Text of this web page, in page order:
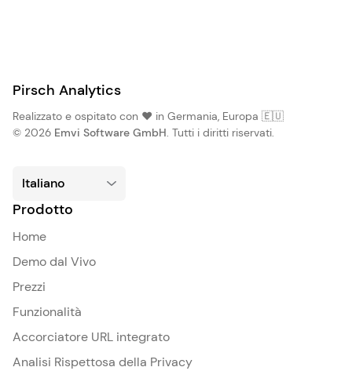
Pirsch Analytics
Realizzato e ospitato con ❤️ in Germania, Europa 🇪🇺
© 2026 Emvi Software GmbH. Tutti i diritti riservati.
Prodotto
Home
Demo dal Vivo
Prezzi
Funzionalità
Accorciatore URL integrato
Analisi Rispettosa della Privacy